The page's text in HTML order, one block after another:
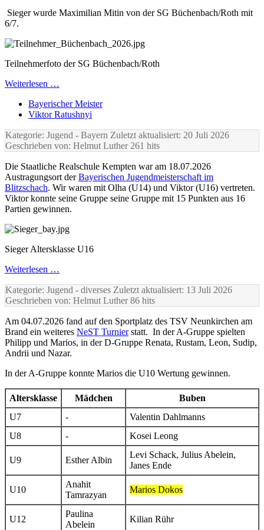
Sieger wurde Maximilian Mitin von der SG Büchenbach/Roth mit
6/7.
Teilnehmerfoto der SG Büchenbach/Roth
Weiterlesen …
Bayerischer Meister
Viktor Ratushnyi
Kategorie: Jugend - Bayern Zuletzt aktualisiert: 20 Juli 2026
Geschrieben von: Helmut Luther261 hits
Die Staatliche Realschule Kempten war am 18.07.2026
Austragungsort derBayerischen Jugendmeisterschaft im
Blitzschach. Wir waren mit Olha (U14) und Viktor (U16) vertreten.
Viktor konnte seine Gruppe seine Gruppe mit 15 Punkten aus 16
Partien gewinnen.
Sieger Altersklasse U16
Weiterlesen …
Kategorie: Jugend - diverses Zuletzt aktualisiert: 13 Juli 2026
Geschrieben von: Helmut Luther86 hits
Am 04.07.2026 fand auf den Sportplatz des TSV Neunkirchen am
Brand ein weiteres NeST Turnierstatt. In der A-Gruppe spielten
Philipp und Marios, in der D-Gruppe Renata, Rustam, Leon, Sudip,
Andrii und Nazar.
In der A-Gruppe konnte Marios die U10 Wertung gewinnen.
Altersklasse Mädchen
Buben
U7
-
Valentin Dahlmanns
U8
- Kosei Leong
U9 Esther Albin
Levi Schack, Julius Abelein,
Janes Ende
U10
Anahit
Tamrazyan
Marios Dokos
U12
Paulina
Abelein
Kilian Rühr